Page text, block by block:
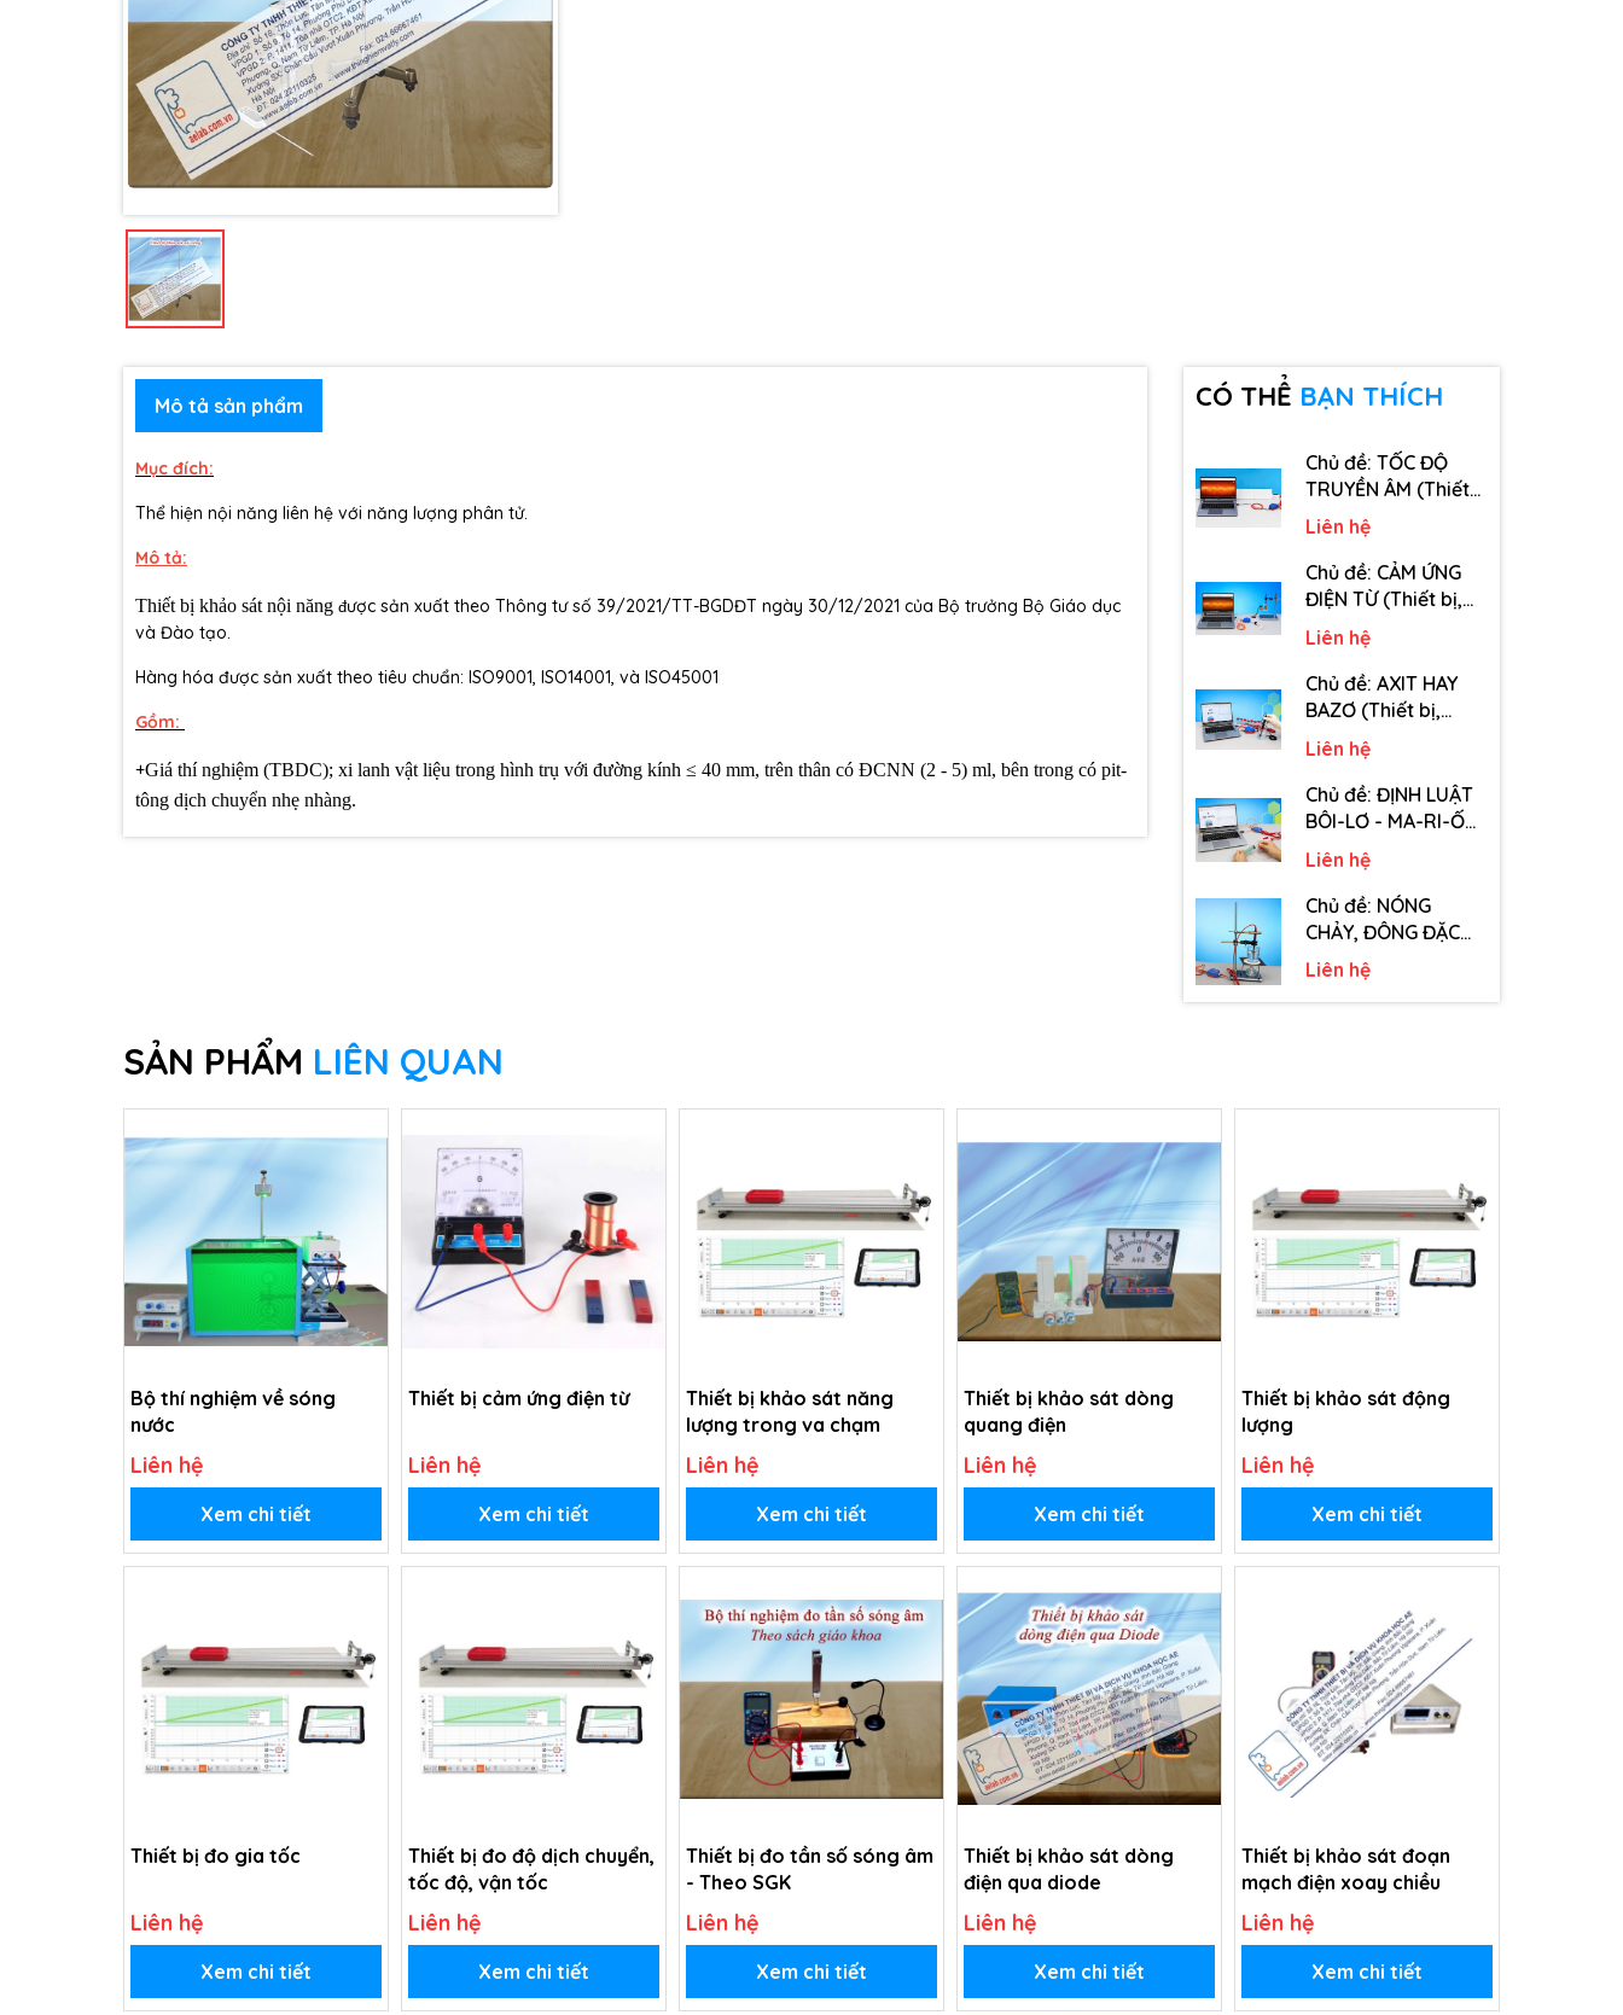
Mô tả sản phẩm
Mục đích:
Thể hiện nội năng liên hệ với năng lượng phân tử.
Mô tả:
Thiết bị khảo sát nội năng được sản xuất theo Thông tư số 39/2021/TT-BGDĐT ngày 30/12/2021 của Bộ trưởng Bộ Giáo dục
và Đào tạo.
Hàng hóa được sản xuất theo tiêu chuẩn: ISO9001, ISO14001, và ISO45001
Gồm:
+Giá thí nghiệm (TBDC); xi lanh vật liệu trong hình trụ với đường kính ≤ 40 mm, trên thân có ĐCNN (2 - 5) ml, bên trong có pit-
tông dịch chuyển nhẹ nhàng.
CÓ THỂ BẠN THÍCH
Chủ đề: TỐC ĐỘ
TRUYỀN ÂM (Thiết
bị, dụng cụ, vật tư
tiêu hao chủ đề Tốc
độ truyền âm - Lớp
12)
Liên hệ
Chủ đề: CẢM ỨNG
ĐIỆN TỪ (Thiết bị,
dụng cụ, vật tư tiêu
hao chủ đề Cảm
ứng điện từ - Lớp 11)
Liên hệ
Chủ đề: AXIT HAY
BAZƠ (Thiết bị,
dụng cụ, vật tư tiêu
hao chủ đề Axit hay
Bazơ - Lớp 11)
Liên hệ
Chủ đề: ĐỊNH LUẬT
BÔI-LƠ - MA-RI-ỐT
(Thiết bị, dụng cụ,
vật tư tiêu hao chủ
đề Định luật Bôi-Lơ-
Ma-Ri-Ốt - Lớp 10)
Liên hệ
Chủ đề: NÓNG
CHẢY, ĐÔNG ĐẶC
(Thiết bị, dụng cụ,
vật tư tiêu hao chủ
đề Nóng chảy,
Liên hệ
SẢN PHẨM LIÊN QUAN
Bộ thí nghiệm về sóng
nước
Liên hệ
Xem chi tiết
Thiết bị cảm ứng điện từ
Liên hệ
Xem chi tiết
Thiết bị khảo sát năng
lượng trong va chạm
Liên hệ
Xem chi tiết
Thiết bị khảo sát dòng
quang điện
Liên hệ
Xem chi tiết
Thiết bị khảo sát động
lượng
Liên hệ
Xem chi tiết
Thiết bị đo gia tốc
Liên hệ
Xem chi tiết
Thiết bị đo độ dịch chuyển,
tốc độ, vận tốc
Liên hệ
Xem chi tiết
Thiết bị đo tần số sóng âm
- Theo SGK
Liên hệ
Xem chi tiết
Thiết bị khảo sát dòng
điện qua diode
Liên hệ
Xem chi tiết
Thiết bị khảo sát đoạn
mạch điện xoay chiều
Liên hệ
Xem chi tiết